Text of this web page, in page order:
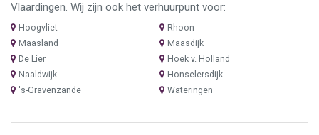
Vlaardingen. Wij zijn ook het verhuurpunt voor:
Hoogvliet
Rhoon
Maasland
Maasdijk
De Lier
Hoek v. Holland
Naaldwijk
Honselersdijk
's-Gravenzande
Wateringen